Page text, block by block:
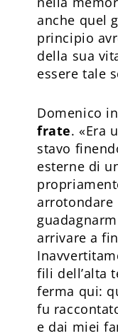
anche quel
principio
della sua
essere tale
Domenico
frate. «Era
stavo
esterne di
arrotondare
arrivare a
fili dell’alta
ferma qui:
fu
e dai miei